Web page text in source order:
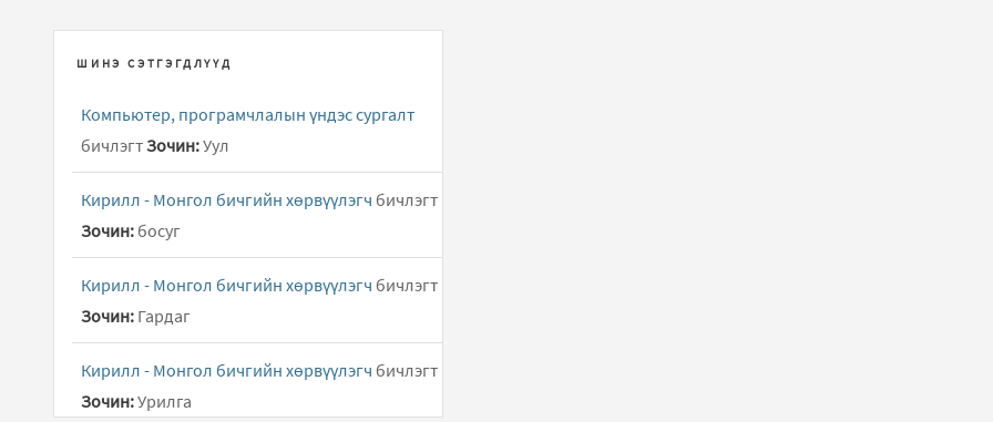
ШИНЭ СЭТГЭГДЛҮҮД
Компьютер, програмчлалын үндэс сургалт
бичлэгтЗочин:Уул
Кирилл - Монгол бичгийн хөрвүүлэгч бичлэгт
Зочин: босуг
Кирилл - Монгол бичгийн хөрвүүлэгч бичлэгт
Зочин: Гардаг
Кирилл - Монгол бичгийн хөрвүүлэгч бичлэгт
Зочин:Урилга